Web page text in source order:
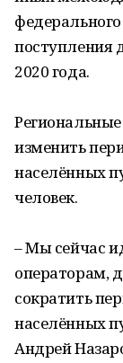
поступления
2020 года.
изменить
населённых
человек.
– Мы сейчас
операторам,
сократить
населённых
Андрей